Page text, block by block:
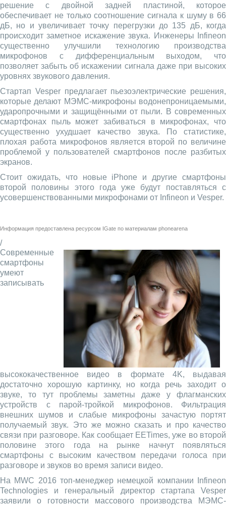
решение с двойной задней пластиной, которое
обеспечивает не только соотношение сигнала к шуму в 66
дБ, но и увеличивает точку перегрузки до 135 дБ, когда
происходит заметное искажение звука. Инженеры Infineon
существенно улучшили технологию производства
микрофонов с дифференциальным выходом, что
позволяет забыть об искажении сигнала даже при высоких
уровнях звукового давления.
Стартап Vesper предлагает пьезоэлектрические решения,
которые делают МЭМС-микрофоны водонепроницаемыми,
ударопрочными и защищёнными от пыли. В современных
смартфонах пыль может забиваться в микрофонах, что
существенно ухудшает качество звука. По статистике,
плохая работа микрофонов является второй по величине
проблемой у пользователей смартфонов после разбитых
экранов.
Стоит ожидать, что новые iPhone и другие смартфоны
второй половины этого года уже будут поставляться с
усовершенствованными микрофонами от Infineon и Vesper.
Информация предоставлена ресурсом IGate по материалам phonearena
/
Современные
смартфоны
умеют
записывать
высококачественное видео в формате 4K, выдавая
достаточно хорошую картинку, но когда речь заходит о
звуке, то тут проблемы заметны даже у флагманских
устройств с парой-тройкой микрофонов. Фильтрация
внешних шумов и слабые микрофоны зачастую портят
получаемый звук. Это же можно сказать и про качество
связи при разговоре. Как сообщает EETimes, уже во второй
половине этого года на рынке начнут появляться
смартфоны с высоким качеством передачи голоса при
разговоре и звуков во время записи видео.
На MWC 2016 топ-менеджер немецкой компании Infineon
Technologies и генеральный директор стартапа Vesper
заявили о готовности массового производства МЭМС-